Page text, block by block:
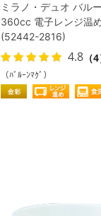
ミラノ・デュオ バル
360cc 電子レンジ温
(52442-2816)
4.8 （4
（ﾊﾞﾙｰﾝﾏｸﾞ）